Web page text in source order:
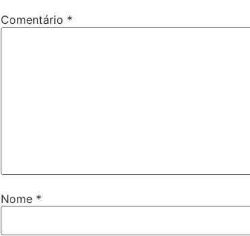
Comentário *
Nome *